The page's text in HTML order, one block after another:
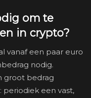
om te
in crypto?
vanaf een paar euro
nodig.
groot bedrag
periodiek een vast,